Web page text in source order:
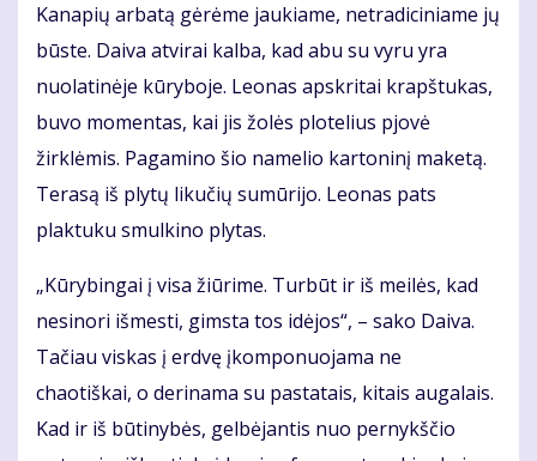
Kanapių arbatą gėrėme jaukiame, netradiciniame jų
būste. Daiva atvirai kalba, kad abu su vyru yra
nuolatinėje kūryboje. Leonas apskritai krapštukas,
buvo momentas, kai jis žolės plotelius pjovė
žirklėmis. Pagamino šio namelio kartoninį maketą.
Terasą iš plytų likučių sumūrijo. Leonas pats
plaktuku smulkino plytas.
„Kūrybingai į visa žiūrime. Turbūt ir iš meilės, kad
nesinori išmesti, gimsta tos idėjos“, – sako Daiva.
Tačiau viskas į erdvę įkomponuojama ne
chaotiškai, o derinama su pastatais, kitais augalais.
Kad ir iš būtinybės, gelbėjantis nuo pernykščio